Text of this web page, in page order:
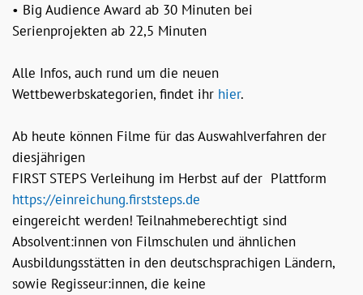
• Big Audience Award ab 30 Minuten bei
Serienprojekten ab 22,5 Minuten
Alle Infos, auch rund um die neuen
Wettbewerbskategorien, findet ihr hier.
Ab heute können Filme für das Auswahlverfahren der
diesjährigen
FIRST STEPS Verleihung im Herbst auf der Plattform
https://einreichung.firststeps.de
eingereicht werden! Teilnahmeberechtigt sind
Absolvent:innen von Filmschulen und ähnlichen
Ausbildungsstätten in den deutschsprachigen Ländern,
sowie Regisseur:innen, die keine